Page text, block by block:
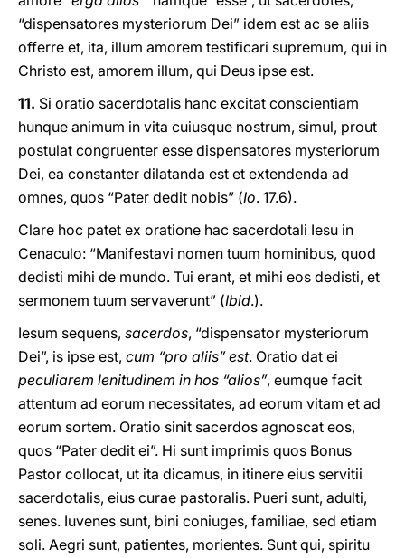
“dispensatores mysteriorum Dei” idem est ac se aliis
offerre et, ita, illum amorem testificari supremum, qui in
Christo est, amorem illum, qui Deus ipse est.
11. Si oratio sacerdotalis hanc excitat conscientiam
hunque animum in vita cuiusque nostrum, simul, prout
postulat congruenter esse dispensatores mysteriorum
Dei, ea constanter dilatanda est et extendenda ad
omnes, quos “Pater dedit nobis” (Io. 17.6).
Clare hoc patet ex oratione hac sacerdotali Iesu in
Cenaculo: “Manifestavi nomen tuum hominibus, quod
dedisti mihi de mundo. Tui erant, et mihi eos dedisti, et
sermonem tuum servaverunt” (Ibid.).
Iesum sequens, sacerdos, “dispensator mysteriorum
Dei”, is ipse est, cum “pro aliis” est. Oratio dat ei
peculiarem lenitudinem in hos “alios”, eumque facit
attentum ad eorum necessitates, ad eorum vitam et ad
eorum sortem. Oratio sinit sacerdos agnoscat eos,
quos “Pater dedit ei”. Hi sunt imprimis quos Bonus
Pastor collocat, ut ita dicamus, in itinere eius servitii
sacerdotalis, eius curae pastoralis. Pueri sunt, adulti,
senes. Iuvenes sunt, bini coniuges, familiae, sed etiam
soli. Aegri sunt, patientes, morientes. Sunt qui, spiritu